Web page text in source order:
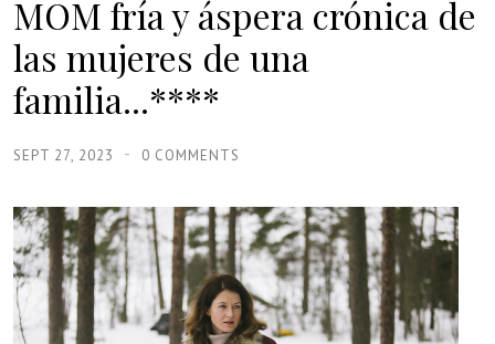
MOM fría y áspera crónica de
las mujeres de una
familia...****
SEPT 27, 2023 0 COMMENTS